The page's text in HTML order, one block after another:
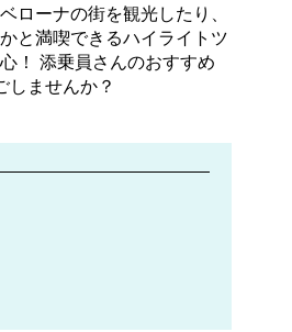
ローナの街を観光したり、
と満喫できるハイライトツ
！ 添乗員さんのおすすめ
しませんか？